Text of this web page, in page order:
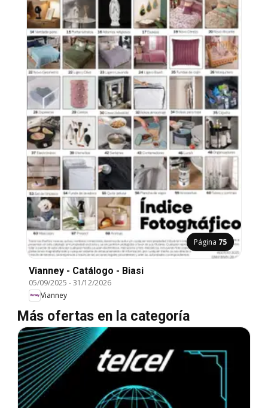
Página 75
Vianney - Catálogo - Biasi
05/09/2025 -31/12/2026
Vianney
Más ofertas en la categoría